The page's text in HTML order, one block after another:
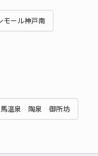
ール神戸南
温泉 陶泉 御所坊